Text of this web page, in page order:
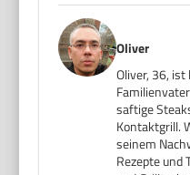
Oliver
Oliver, 36,
saftige
Kontaktgrill.
seinem
Rezepte und